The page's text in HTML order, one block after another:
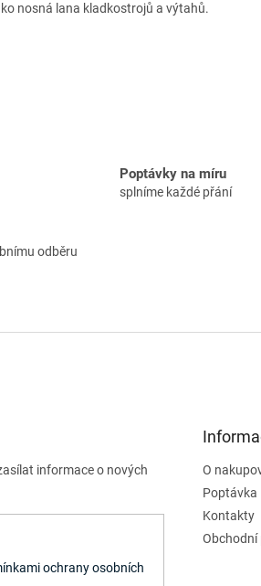
nosná lana kladkostrojů a výtahů.
Poptávky na míru
splníme každé přání
odběru
informace o nových
ochrany osobních
O
Poptávka
Kontakty
Obchodní